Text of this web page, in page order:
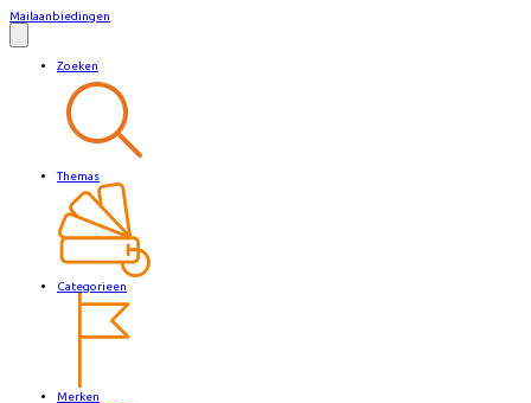
Mailaanbiedingen
Zoeken
Themas
Categorieen
Merken